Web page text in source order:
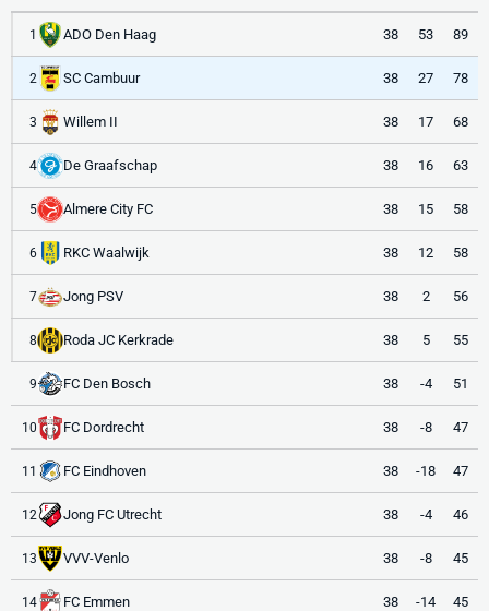
1 ADO Den Haag 38 53 89
2 SC Cambuur 38 27 78
3 Willem II 38 17 68
4 De Graafschap 38 16 63
5 Almere City FC 38 15 58
6 RKC Waalwijk 38 12 58
7 Jong PSV 38 2 56
8 Roda JC Kerkrade 38 5 55
9 FC Den Bosch 38 -4 51
10 FC Dordrecht 38 -8 47
11 FC Eindhoven 38 -18 47
12 Jong FC Utrecht 38 -4 46
13 VVV-Venlo 38 -8 45
14 FC Emmen 38 -14 45